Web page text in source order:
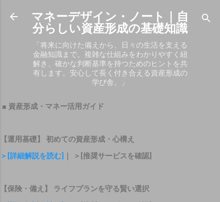
スキップしてメイン コンテンツに移動
マネーデザイン・ノート｜自
分らしい資産形成の基礎知識
「将来に向けた備えから、日々の生活を支える
金融知識まで。複雑な仕組みをわかりやすく紐
解き、確かな判断基準を持つためのヒントを共
有します。安心して長く付き合える資産形成の
学び舎。」
■ 資産形成・マネー活用ガイド
【運用基礎】 初めての資産形成・心構え
＞[詳細解説を読む]
｜ ＞[推奨サービスを確認]
【保険・備え】 ライフプランを守る賢い選択